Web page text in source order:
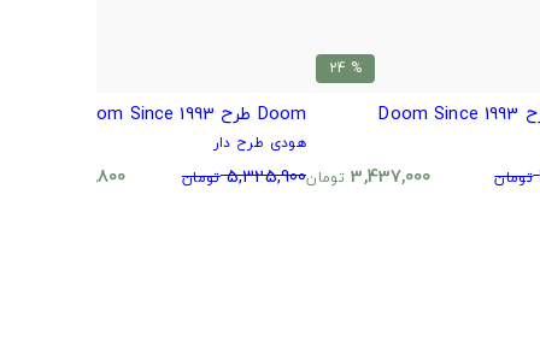
% 24
تومان 3,437,000 تومان
Doom طرح Doom Since 1993
هودی طرح دار
5,325,900 تومان 4,058,800